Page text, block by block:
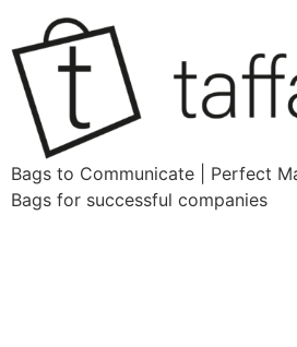
Bags to Communicate | Perfect
Bags for successful companies